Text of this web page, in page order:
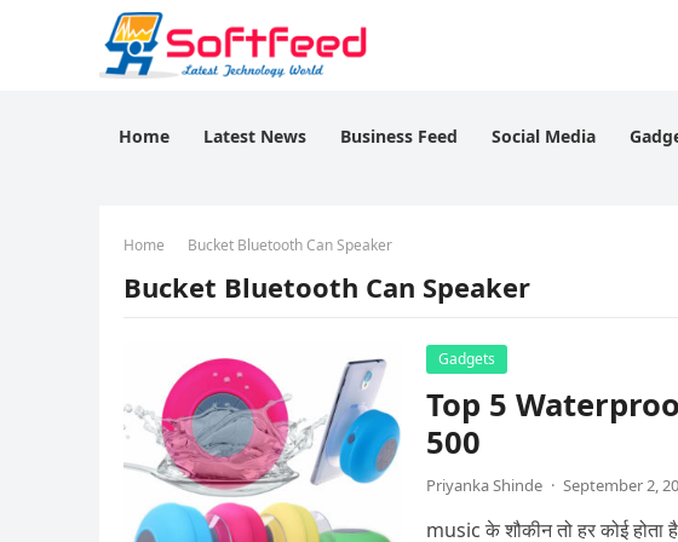
Home Latest News Business Feed Social Media
Home Bucket Bluetooth Can Speaker
Bucket Bluetooth Can Speaker
Gadgets
Top 5
500
Priyanka Shinde · September 2,
music के शौकीन तो हर कोई